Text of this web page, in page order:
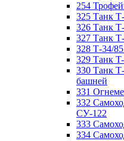
254
325 Танк
326 Танк
327 Танк
328 Т-34/
329 Танк
330 Танк
башней
331
332
СУ-122
333
334